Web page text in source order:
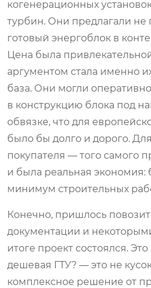
когенерационных
турбин. Они предлагали не
готовый энергоблок в
Цена была
аргументом стала именно
база. Они могли
в конструкцию блока под
обвязке, что для
было бы долго и дорого.
покупателя — того самого
и была реальная экономия:
минимум строительных
Конечно, пришлось
документации и
итоге проект состоялся.
дешевая ГТУ? — это не
комплексное решение от